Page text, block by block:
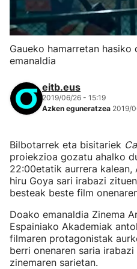
Gaueko hamarretan
emanaldia
eitb.eus
2019/06/26 - 15:19
Azken eguneratzea 2019/
Bilbotarrek eta bisitariek
proiekzioa gozatu ahalko
22:00etatik aurrera kalean,
hiru Goya sari irabazi
besteak beste film
Doako emanaldia Zinema
Espainiako Akademiak
filmaren protagonistak
berri onenaren saria
zinemaren sarietan.